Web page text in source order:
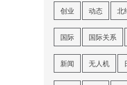
创业 动态 北
国际 国际关系
新闻 无人机